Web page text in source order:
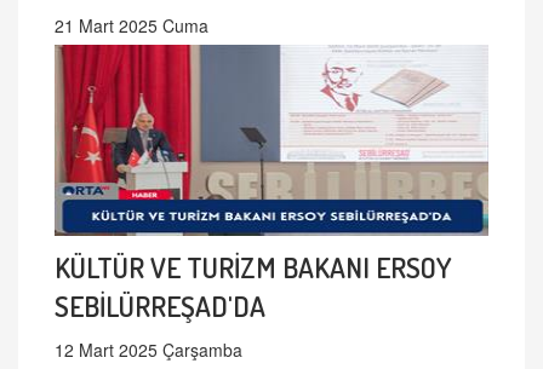
21 Mart 2025 Cuma
KÜLTÜR VE TURİZM BAKANI ERSOY
SEBİLÜRREŞAD'DA
12 Mart 2025 Çarşamba